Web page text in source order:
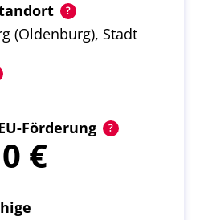
(Oldenburg), Stadt
Förderung